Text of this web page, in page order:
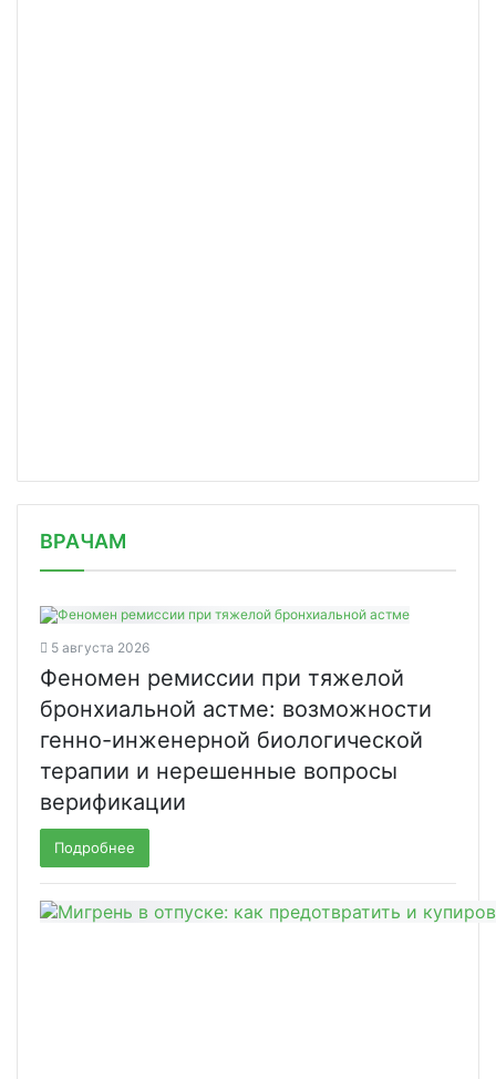
ВРАЧАМ
5 августа 2026
Феномен ремиссии при тяжелой
бронхиальной астме: возможности
генно-инженерной биологической
терапии и нерешенные вопросы
верификации
Подробнее